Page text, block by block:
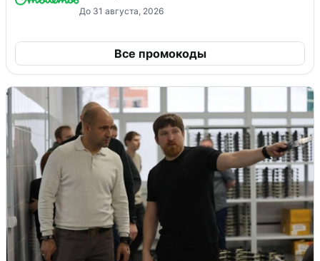
До 31 августа, 2026
Все промокоды